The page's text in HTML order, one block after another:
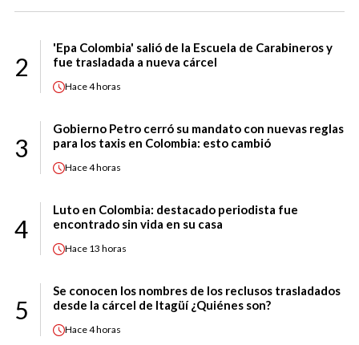
2
'Epa Colombia' salió de la Escuela de Carabineros y
fue trasladada a nueva cárcel
Hace4 horas
3
Gobierno Petro cerró su mandato con nuevas reglas
para los taxis en Colombia: esto cambió
Hace4 horas
4
Luto en Colombia: destacado periodista fue
encontrado sin vida en su casa
Hace 13 horas
5
Se conocen los nombres de los reclusos trasladados
desde la cárcel de Itagüí ¿Quiénes son?
Hace4 horas